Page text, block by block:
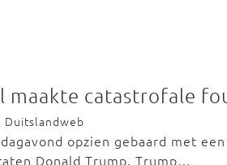
maakte catastrofale
Duitslandweb
opzien gebaard met
Donald Trump. Trump…